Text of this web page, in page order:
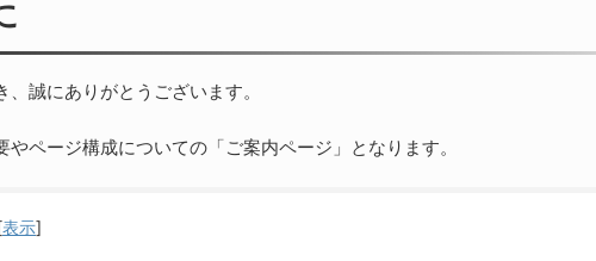
、誠にありがとうございます。
やページ構成についての「ご案内ページ」となります。
表示]